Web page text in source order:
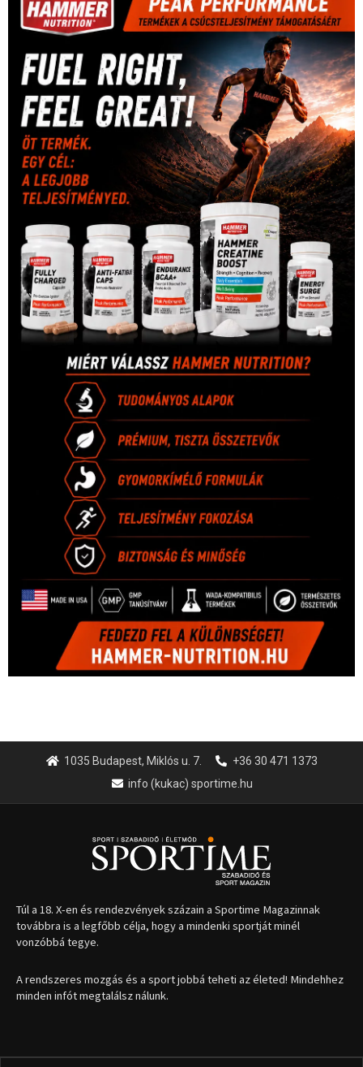
1035 Budapest, Miklós u. 7.
+36 30 471 1373
info (kukac) sportime.hu
Túl a 18. X-en és rendezvények százain a Sportime Magazinnak
továbbra is a legfőbb célja, hogy a mindenki sportját minél
vonzóbbá tegye.
A rendszeres mozgás és a sport jobbá teheti az életed! Mindehhez
minden infót megtalálsz nálunk.